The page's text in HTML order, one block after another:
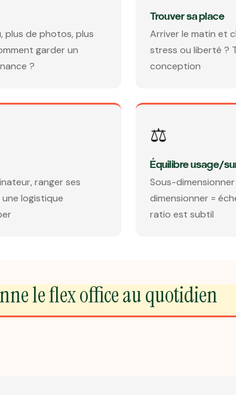
plus de photos, plus
garder un
?
Trouver sa place
Arriver le matin et
stress ou liberté ?
conception
ranger ses
logistique
⚖️
Équilibre usage/
Sous-
dimensionner =
ratio est subtil
le flex office au quotidien